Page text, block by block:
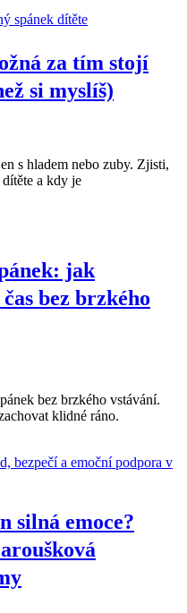
za tím stojí
si myslíš)
s hladem nebo zuby. Zjisti,
a kdy je
jak
bez brzkého
bez brzkého vstávání.
klidné ráno.
silná emoce?